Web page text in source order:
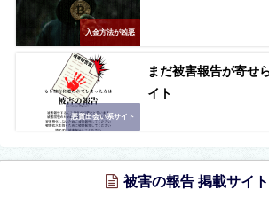
入金方法が凶悪
悪質出会い系サイト
まだ被害報告が寄せ
イト
被害の報告 掲載サイ